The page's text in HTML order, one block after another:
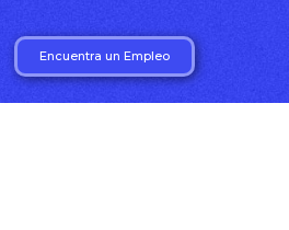
Encuentra un Empleo